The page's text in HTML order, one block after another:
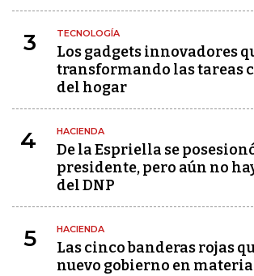
3 TECNOLOGÍA
Los gadgets innovadores
transformando las tareas
del hogar
4 HACIENDA
De la Espriella se
presidente, pero aún no
del DNP
5 HACIENDA
Las cinco banderas rojas
nuevo gobierno en